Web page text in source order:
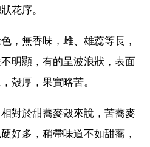
花序。
，無香味，雌、雄蕊等長，
明顯，有的呈波浪狀，表面
殼厚，果實略苦。
對於甜蕎麥殼來說，苦蕎麥
好多，稍帶味道不如甜蕎，